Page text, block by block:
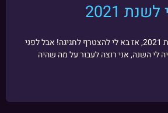
2021
כולם מסכמים את שנת 2021, אז בא לי להצטרף לחגיגה! אבל לפני
לי השנה, אני רוצה לעבור על מה שהיה